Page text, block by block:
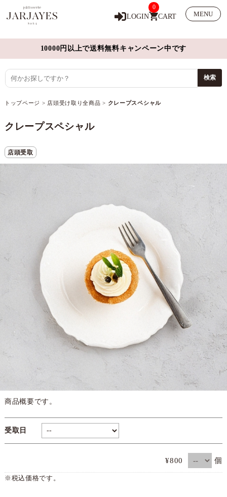
LOGIN CART
0
MENU
10000円以上で送料無料キャンペーン中です
トップページ > 店頭受け取り全商品 > クレープスペシャル
クレープスペシャル
店頭受取
商品概要です。
受取日
¥800 個
※税込価格です。